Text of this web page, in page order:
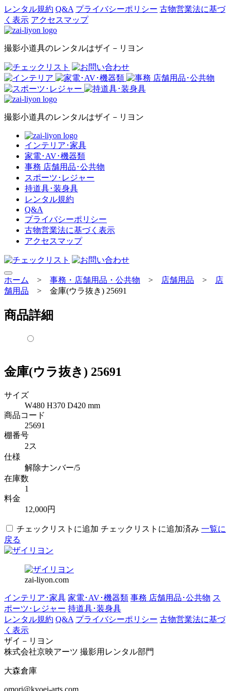
レンタル規約 Q&A プライバシーポリシー 古物営業法に基づ
く表示 アクセスマップ
撮影小道具のレンタルはザイ－リヨン
撮影小道具のレンタルはザイ－リヨン
インテリア･家具
家電･AV･機器類
事務 店舗用品･公共物
スポーツ･レジャー
持道具･装身具
レンタル規約
Q&A
プライバシーポリシー
古物営業法に基づく表示
アクセスマップ
ホーム > 事務・店舗用品・公共物 > 店舗用品 >
店
舗用品
> 金庫(ウラ抜き) 25691
商品詳細
金庫(ウラ抜き) 25691
サイズ
W480 H370 D420 mm
商品コード
25691
棚番号
2ス
仕様
解除ナンバー/5
在庫数
1
料金
12,000円
チェックリストに追加 チェックリストに追加済み 一覧に
戻る
zai-liyon.com
インテリア･家具 家電･AV･機器類 事務 店舗用品･公共物 ス
ポーツ･レジャー 持道具･装身具
レンタル規約 Q&A プライバシーポリシー 古物営業法に基づ
く表示
ザイ－リヨン
株式会社京映アーツ 撮影用レンタル部門
大森倉庫
omori@kyoei-arts.com